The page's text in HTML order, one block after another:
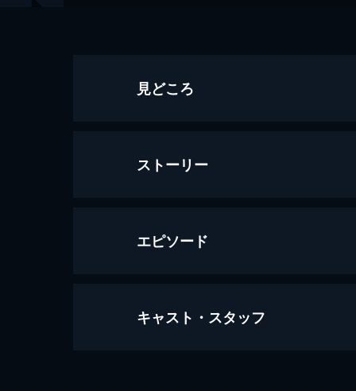
見どころ
ストーリー
エピソード
線は、僕を描く
キャスト・スタッフ